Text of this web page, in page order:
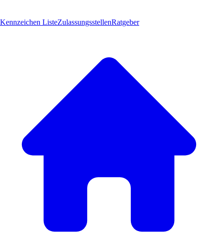
Kennzeichen ListeZulassungsstellenRatgeber